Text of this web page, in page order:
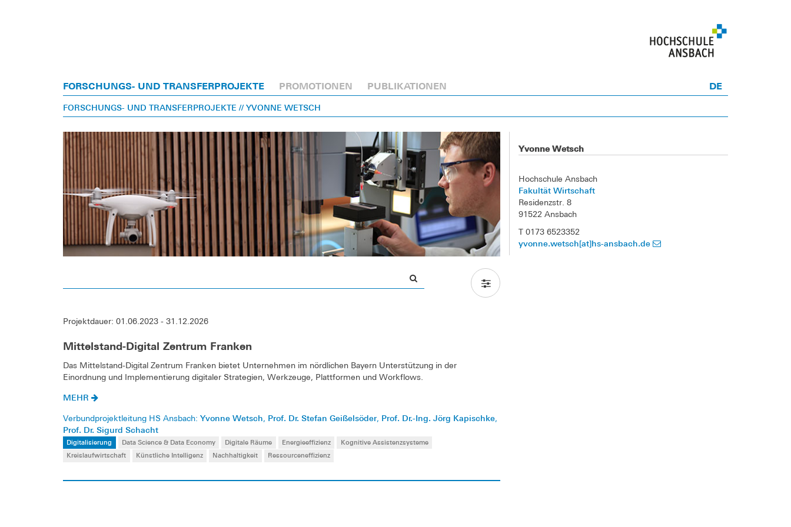
FORSCHUNGS- UND TRANSFERPROJEKTE PROMOTIONEN PUBLIKATIONEN DE
FORSCHUNGS- UND TRANSFERPROJEKTE // YVONNE WETSCH
Projektdauer: 01.06.2023 - 31.12.2026
Mittelstand-Digital Zentrum Franken
Das Mittelstand-Digital Zentrum Franken bietet Unternehmen im nördlichen Bayern Unterstützung in der
Einordnung und Implementierung digitaler Strategien, Werkzeuge, Plattformen und Workflows.
MEHR
Verbundprojektleitung HS Ansbach: Yvonne Wetsch, Prof. Dr. Stefan Geißelsöder, Prof. Dr.-Ing. Jörg Kapischke,
Prof. Dr. Sigurd Schacht
Digitalisierung Data Science & Data Economy Digitale Räume Energieeffizienz
Kognitive Assistenzsysteme
Kreislaufwirtschaft
Künstliche Intelligenz Nachhaltigkeit Ressourceneffizienz
Yvonne Wetsch
Hochschule Ansbach
Fakultät Wirtschaft
Residenzstr. 8
91522 Ansbach
T 0173 6523352
yvonne.wetsch[at]hs-ansbach.de